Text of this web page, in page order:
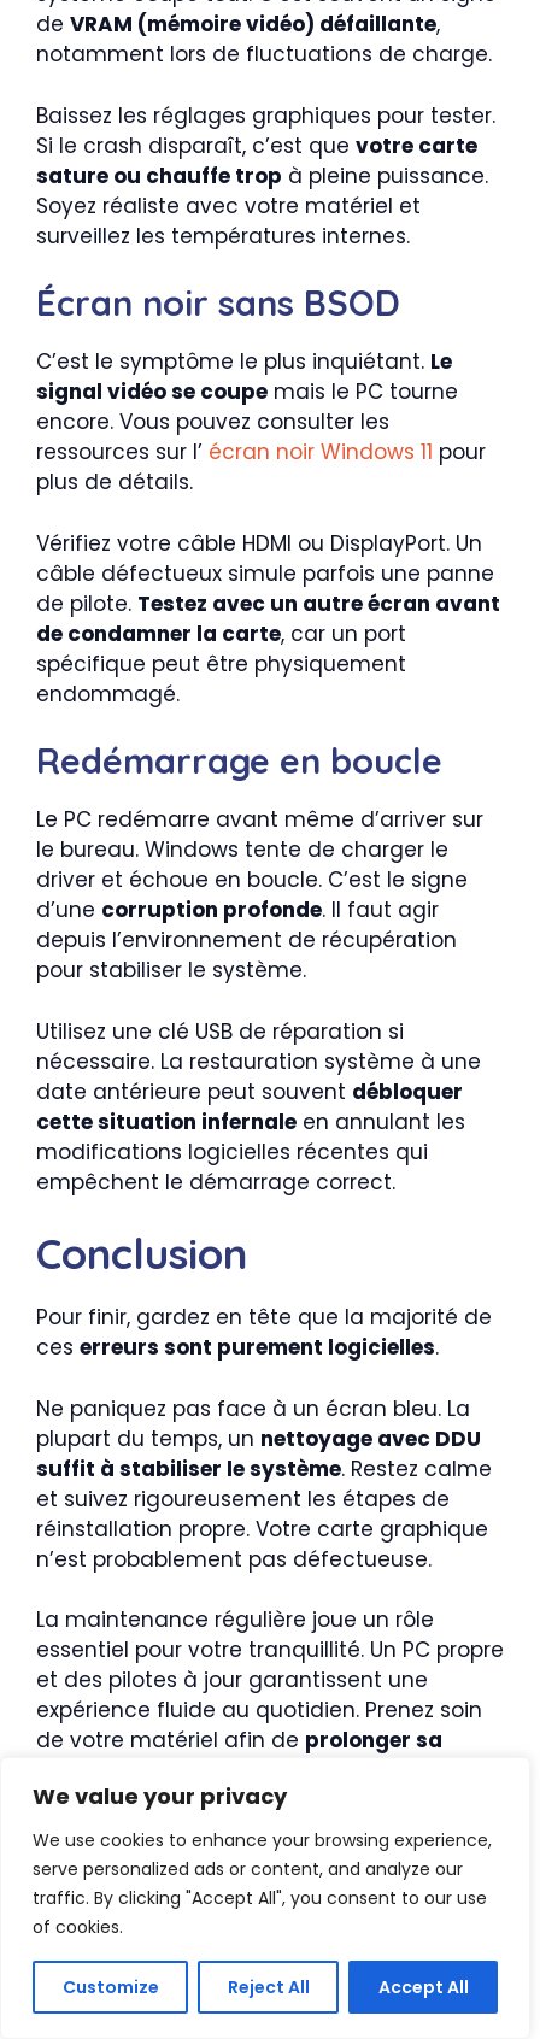
We value your privacy
We use cookies to enhance your browsing experience,
serve personalized ads or content, and analyze our
traffic. By clicking "Accept All", you consent to our use
of cookies.
Customize Reject All Accept All
de VRAM (mémoire vidéo) défaillante,
notamment lors de fluctuations de charge.
Baissez les réglages graphiques pour tester.
Si le crash disparaît, c’est que votre carte
sature ou chauffe trop à pleine puissance.
Soyez réaliste avec votre matériel et
surveillez les températures internes.
Écran noir sans BSOD
C’est le symptôme le plus inquiétant. Le
signal vidéo se coupe mais le PC tourne
encore. Vous pouvez consulter les
ressources sur l’ écran noir Windows 11 pour
plus de détails.
Vérifiez votre câble HDMI ou DisplayPort. Un
câble défectueux simule parfois une panne
de pilote. Testez avec un autre écran avant
de condamner la carte, car un port
spécifique peut être physiquement
endommagé.
Redémarrage en boucle
Le PC redémarre avant même d’arriver sur
le bureau. Windows tente de charger le
driver et échoue en boucle. C’est le signe
d’une corruption profonde. Il faut agir
depuis l’environnement de récupération
pour stabiliser le système.
Utilisez une clé USB de réparation si
nécessaire. La restauration système à une
date antérieure peut souvent débloquer
cette situation infernale en annulant les
modifications logicielles récentes qui
empêchent le démarrage correct.
Conclusion
Pour finir, gardez en tête que la majorité de
ces erreurs sont purement logicielles.
Ne paniquez pas face à un écran bleu. La
plupart du temps, un nettoyage avec DDU
suffit à stabiliser le système. Restez calme
et suivez rigoureusement les étapes de
réinstallation propre. Votre carte graphique
n’est probablement pas défectueuse.
La maintenance régulière joue un rôle
essentiel pour votre tranquillité. Un PC propre
et des pilotes à jour garantissent une
expérience fluide au quotidien. Prenez soin
de votre matériel afin de prolonger sa
En informatique, la patience et
une méthode rigoureuse
permettent de
erreurs les plus
impressionnantessans